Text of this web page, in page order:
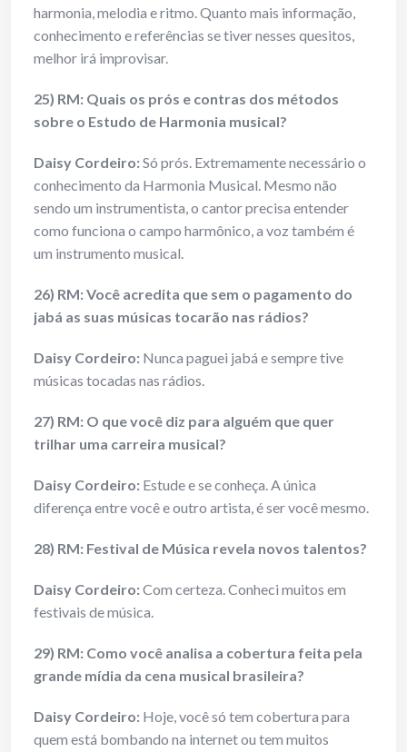
harmonia, melodia e ritmo. Quanto mais informação,
conhecimento e referências se tiver nesses quesitos,
melhor irá improvisar.
25) RM: Quais os prós e contras dos métodos
sobre o Estudo de Harmonia musical?
Daisy Cordeiro:Só prós. Extremamente necessário o
conhecimento da Harmonia Musical. Mesmo não
sendo um instrumentista, o cantor precisa entender
como funciona o campo harmônico, a voz também é
um instrumento musical.
26) RM: Você acredita que sem o pagamento do
jabá as suas músicas tocarão nas rádios?
Daisy Cordeiro: Nunca paguei jabá e sempre tive
músicas tocadas nas rádios.
27) RM: O que você diz para alguém que quer
trilhar uma carreira musical?
Daisy Cordeiro: Estude e se conheça. A única
diferença entre você e outro artista, é ser você mesmo.
28) RM: Festival de Música revela novos talentos?
Daisy Cordeiro:Com certeza. Conheci muitos em
festivais de música.
29) RM: Como você analisa a cobertura feita pela
grande mídia da cena musical brasileira?
Daisy Cordeiro: Hoje, você só tem cobertura para
quem está bombando na internet ou tem muitos